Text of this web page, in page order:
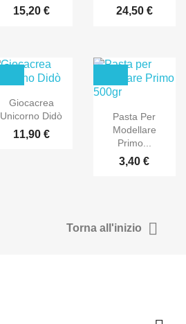
15,20 € 24,50 €
Giocacrea
Unicorno Didò
11,90 €
Pasta Per
Modellare
Primo...
3,40 €
Torna all'inizio 